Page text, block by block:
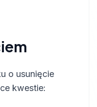
o usunięcie
kwestie: